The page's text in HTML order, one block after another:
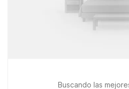
Buscando las